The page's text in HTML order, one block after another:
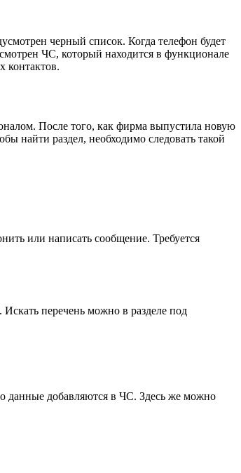
черный список. Когда телефон будет
ЧС, который находится в функционале
контактов.
После того, как фирма выпустила новую
найти раздел, необходимо следовать такой
или написать сообщение. Требуется
перечень можно в разделе под
данные добавляются в ЧС. Здесь же можно